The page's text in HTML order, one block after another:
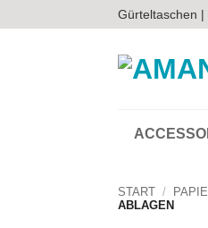
Inhalt
Gürteltaschen |
START /
ABLAGEN